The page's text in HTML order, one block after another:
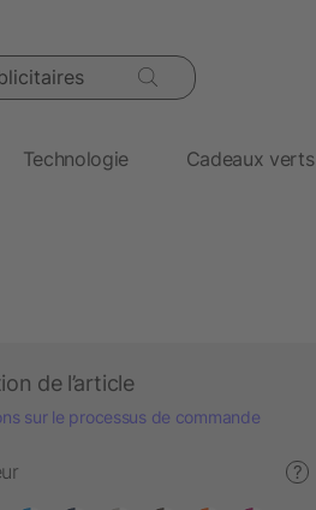
Technologie Cadeaux verts
de l’article
sur le processus de commande
?